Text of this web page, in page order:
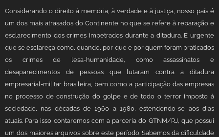
Considerando o direito à memória, à verdade e à justiça, nosso país é
um dos mais atrasados do Continente no que se refere à reparação e
esclarecimento dos crimes impetrados durante a ditadura. É urgente
que se esclareça como, quando, por que e por quem foram praticados
os crimes de lesa-humanidade, como assassinatos e
desaparecimentos de pessoas que lutaram contra a ditadura
empresarial-militar brasileira, bem como a participação das empresas
no processo de construção do golpe e de todo o terror imposto à
sociedade, nas décadas de 1960 a 1980, estendendo-se aos dias
atuais. Para isso contaremos com a parceria do GTNM/RJ, que possui
um dos maiores arquivos sobre este período. Sabemos da dificuldade